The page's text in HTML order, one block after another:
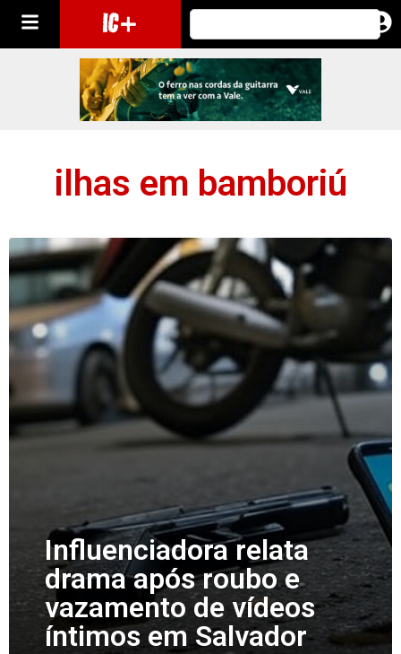
IC+
ilhas em bamboriú
Influenciadora relata
drama após roubo e
vazamento de vídeos
íntimos em Salvador